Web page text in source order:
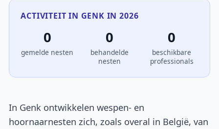
ACTIVITEIT IN GENK IN 2026
0
gemelde nesten
0
behandelde
nesten
0
beschikbare
professionals
In Genk ontwikkelen wespen- en
hoornaarnesten zich, zoals overal in België, van